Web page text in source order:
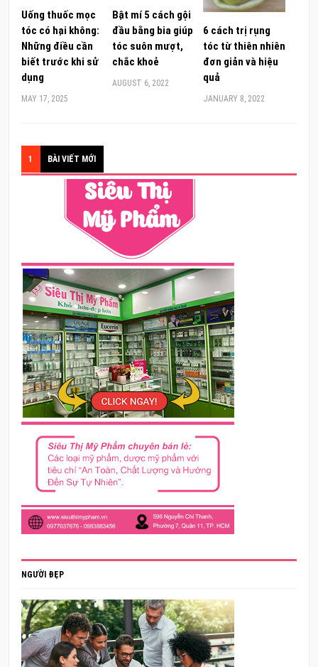
Uống thuốc mọc
tóc có hại không:
Những điều cần
biết trước khi sử
dụng
MAY 17, 2025
Bật mí 5 cách gội
đầu bằng bia giúp
tóc suôn mượt,
chắc khoẻ
AUGUST 6, 2022
6 cách trị rụng
tóc từ thiên nhiên
đơn giản và hiệu
quả
JANUARY 8, 2022
1 BÀI VIẾT MỚI
NGƯỜI ĐẸP